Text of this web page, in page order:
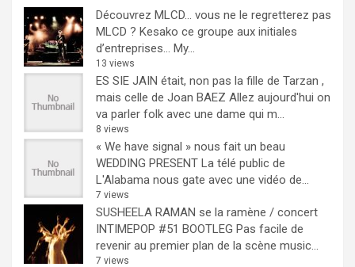
Découvrez MLCD… vous ne le regretterez pas
MLCD ? Kesako ce groupe aux initiales
d’entreprises… My...
13 views
ES SIE JAIN était, non pas la fille de Tarzan ,
mais celle de Joan BAEZ Allez aujourd'hui on
va parler folk avec une dame qui m...
8 views
« We have signal » nous fait un beau
WEDDING PRESENT La télé public de
L'Alabama nous gate avec une vidéo de...
7 views
SUSHEELA RAMAN se la ramène / concert
INTIMEPOP #51 BOOTLEG Pas facile de
revenir au premier plan de la scène music...
7 views